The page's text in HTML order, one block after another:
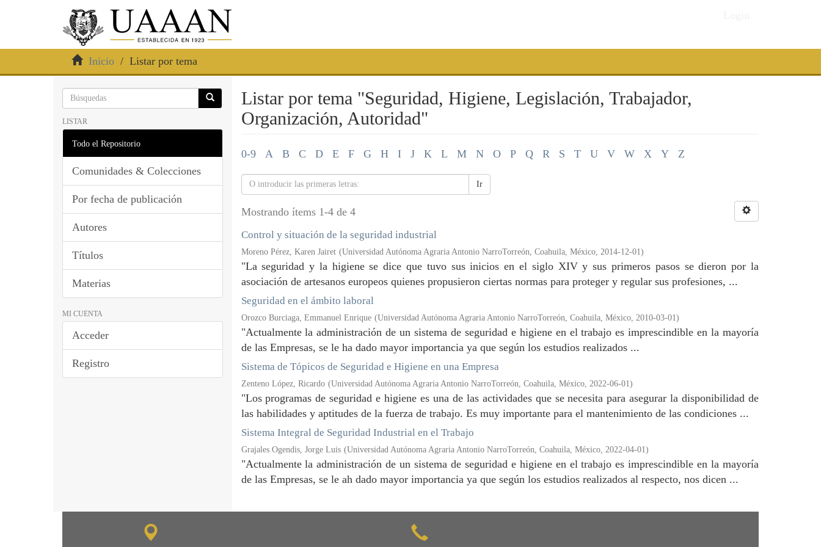
Inicio Listar por tema
LISTAR
Todo el Repositorio
Comunidades & Colecciones
Por fecha de publicación
Autores
Títulos
Materias
MI CUENTA
Acceder
Registro
Listar por tema "Seguridad, Higiene, Legislación, Trabajador,
Organización, Autoridad"
0-9 A B C D E F G H I J K L M N O P Q R S T U V W X Y Z
Ir
Mostrando ítems 1-4 de 4
Control y situación de la seguridad industrial
Moreno Pérez, Karen Jairet (Universidad Autónoma Agraria Antonio NarroTorreón, Coahuila, México, 2014-12-01)
"La seguridad y la higiene se dice que tuvo sus inicios en el siglo XIV y sus primeros pasos se dieron por la
asociación de artesanos europeos quienes propusieron ciertas normas para proteger y regular sus profesiones, ...
Seguridad en el ámbito laboral
Orozco Burciaga, Emmanuel Enrique (Universidad Autónoma Agraria Antonio NarroTorreón, Coahuila, México, 2010-03-01)
"Actualmente la administración de un sistema de seguridad e higiene en el trabajo es imprescindible en la mayoría
de las Empresas, se le ha dado mayor importancia ya que según los estudios realizados ...
Sistema de Tópicos de Seguridad e Higiene en una Empresa
Zenteno López, Ricardo (Universidad Autónoma Agraria Antonio NarroTorreón, Coahuila, México, 2022-06-01)
"Los programas de seguridad e higiene es una de las actividades que se necesita para asegurar la disponibilidad de
las habilidades y aptitudes de la fuerza de trabajo. Es muy importante para el mantenimiento de las condiciones ...
Sistema Integral de Seguridad Industrial en el Trabajo
Grajales Ogendis, Jorge Luis (Universidad Autónoma Agraria Antonio NarroTorreón, Coahuila, México, 2022-04-01)
"Actualmente la administración de un sistema de seguridad e higiene en el trabajo es imprescindible en la mayoría
de las Empresas, se le ah dado mayor importancia ya que según los estudios realizados al respecto, nos dicen ...